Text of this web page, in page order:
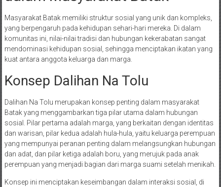
Masyarakat Batak memiliki struktur sosial yang unik dan kompleks,
yang berpengaruh pada kehidupan sehari-hari mereka. Di dalam
komunitas ini, nilai-nilai tradisi dan hubungan kekerabatan sangat
mendominasi kehidupan sosial, sehingga menciptakan ikatan yang
kuat antara anggota keluarga dan marga.
Konsep Dalihan Na Tolu
Dalihan Na Tolu merupakan konsep penting dalam masyarakat
Batak yang menggambarkan tiga pilar utama dalam hubungan
sosial. Pilar pertama adalah marga, yang berkaitan dengan identitas
dan warisan, pilar kedua adalah hula-hula, yaitu keluarga perempuan
yang mempunyai peranan penting dalam melangsungkan hubungan
dan adat, dan pilar ketiga adalah boru, yang merujuk pada anak
perempuan yang menjadi bagian dari marga suami setelah menikah.
Konsep ini menciptakan keseimbangan dalam interaksi sosial, di